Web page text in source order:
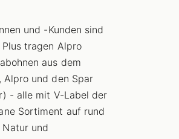
und -Kunden sind
tragen Alpro
aus dem
Alpro und den Spar
- alle mit V-Label der
Sortiment auf rund
und